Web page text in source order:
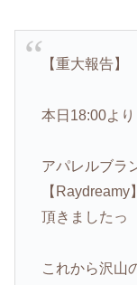
【重大報告】
本日18:00より
アパレルブラ
【
頂きましたっ
これから沢山